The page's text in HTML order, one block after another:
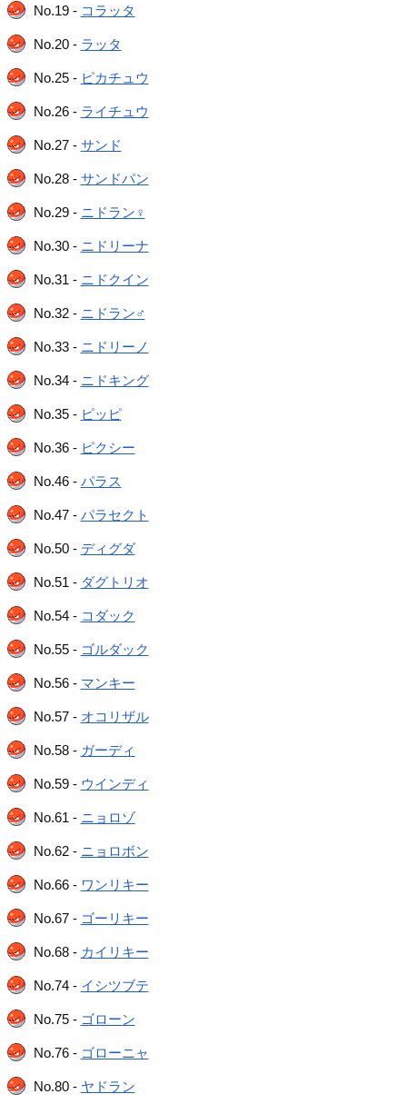
No.19 - コラッタ
No.20 - ラッタ
No.25 - ピカチュウ
No.26 - ライチュウ
No.27 - サンド
No.28 - サンドパン
No.29 - ニドラン♀
No.30 - ニドリーナ
No.31 - ニドクイン
No.32 - ニドラン♂
No.33 - ニドリーノ
No.34 - ニドキング
No.35 - ピッピ
No.36 - ピクシー
No.46 - パラス
No.47 - パラセクト
No.50 - ディグダ
No.51 - ダグトリオ
No.54 - コダック
No.55 - ゴルダック
No.56 - マンキー
No.57 - オコリザル
No.58 - ガーディ
No.59 - ウインディ
No.61 - ニョロゾ
No.62 - ニョロボン
No.66 - ワンリキー
No.67 - ゴーリキー
No.68 - カイリキー
No.74 - イシツブテ
No.75 - ゴローン
No.76 - ゴローニャ
No.80 - ヤドラン